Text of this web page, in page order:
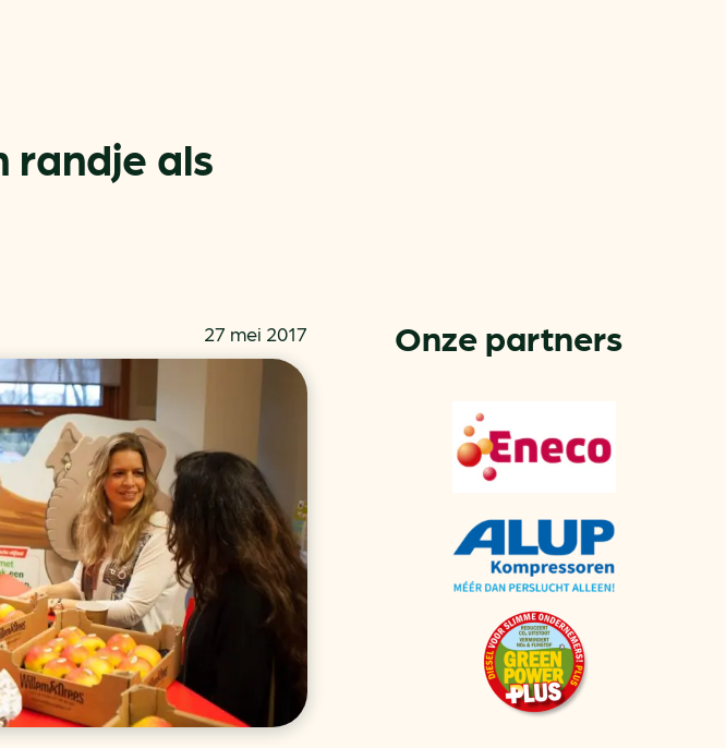
MKB energie bespaarcheck
Terugverdien­tijden
Subsidiewijzer voor ondernemers
Voorkomen van klimaatschade
Autobrandstof besparen
Verlichtingscan
Wegwijzers energie besparen
Hergebruiken of recyclen van bijproducten
voor het MKB
Energie besparen op uw PC
info@klimaatplein.nl (073) 822 74 86
randje als
27 mei 2017 Onze partners